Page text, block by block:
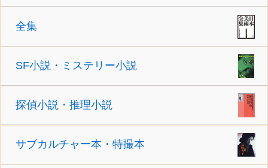
全集
SF小説・ミステリー小説
探偵小説・推理小説
サブカルチャー本・特撮本